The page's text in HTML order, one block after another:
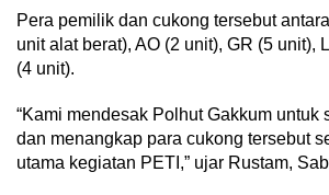
Pera pemilik dan cukong tersebut
unit alat berat), AO (2 unit), GR (5 unit),
(4 unit).
“Kami mendesak Polhut Gakkum untuk
dan menangkap para cukong tersebut
utama kegiatan PETI,” ujar Rustam,